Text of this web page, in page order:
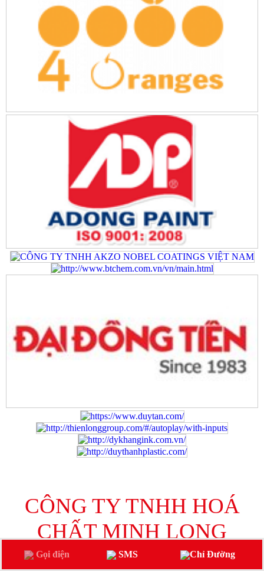
CÔNG TY TNHH HOÁ
CHẤT MINH LONG
Địa Chỉ : C13 Đường số 5, Phường Tân Hưng,
Gọi điện SMS Chỉ Đường